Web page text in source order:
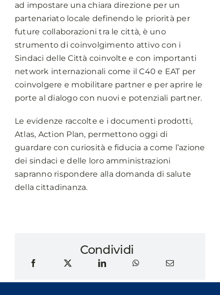
ad impostare una chiara direzione per un
partenariato locale definendo le priorità per
future collaborazioni tra le città, è uno
strumento di coinvolgimento attivo con i
Sindaci delle Città coinvolte e con importanti
network internazionali come il C40 e EAT per
coinvolgere e mobilitare partner e per aprire le
porte al dialogo con nuovi e potenziali partner.
Le evidenze raccolte e i documenti prodotti,
Atlas, Action Plan, permettono oggi di
guardare con curiosità e fiducia a come l’azione
dei sindaci e delle loro amministrazioni
sapranno rispondere alla domanda di salute
della cittadinanza.
Condividi